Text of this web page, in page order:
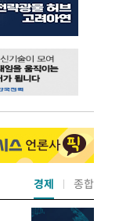
경제 종합